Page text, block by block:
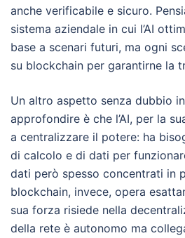
anche verificabile e sicuro.
sistema aziendale in cui l’AI
base a scenari futuri, ma ogni
su blockchain per garantirne la
Un altro aspetto senza dubbio
approfondire è che l’AI, per la
a centralizzare il potere: ha
di calcolo e di dati per
dati però spesso concentrati in
blockchain, invece, opera
sua forza risiede nella
della rete è autonomo ma